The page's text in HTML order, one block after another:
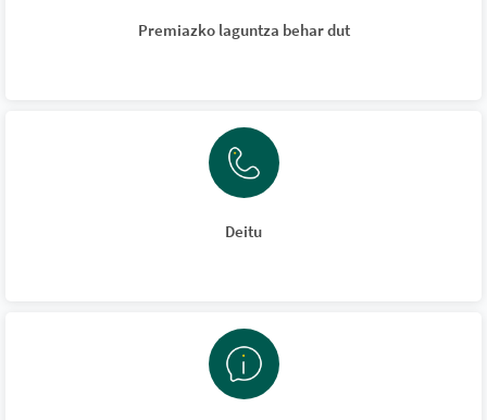
Premiazko laguntza behar dut
Deitu